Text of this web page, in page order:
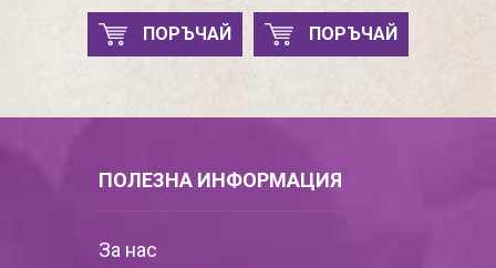
ПОРЪЧАЙ ПОРЪЧАЙ
ПОЛЕЗНА ИНФОРМАЦИЯ
За нас